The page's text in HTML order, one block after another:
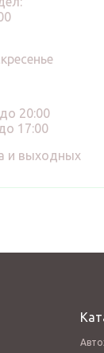
20:00
17:00
и выходных